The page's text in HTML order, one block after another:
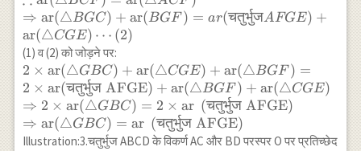
AFGE)}+\operatorname{ar}(\triangle
BGF) \cdots(1)
\operatorname{ar}
(\triangle
BCF)=\operatorname{ar}
(\triangle ACF) \\
\Rightarrow
\operatorname{ar}
(\triangle
BGC)+\operatorname{ar}
⇒ ar(△BGC) + ar(BGF ) = ar(चतुर्भुजAFGE) +
ar(△CGE) ⋯ (2)
(1) व (2) को जोड़ने पर:
2 \times \operatorname{ar}
(\triangle
GBC)+\operatorname{ar}
(\triangle
CGE)+\operatorname{ar}
2 × ar(△GBC) + ar(△CGE) + ar(△BGF ) =
2 × ar(चतुर्भुजAFGE) + ar(△BGF ) + ar(△CGE)
⇒ 2 × ar(△GBC) = 2 × ar (चतुर्भुज AFGE)
⇒ ar(△GBC) = ar (चतुर्भुज AFGE)
Illustration:3.चतुर्भुज ABCD के विकर्ण AC और BD परस्पर O पर प्रतिच्छेद